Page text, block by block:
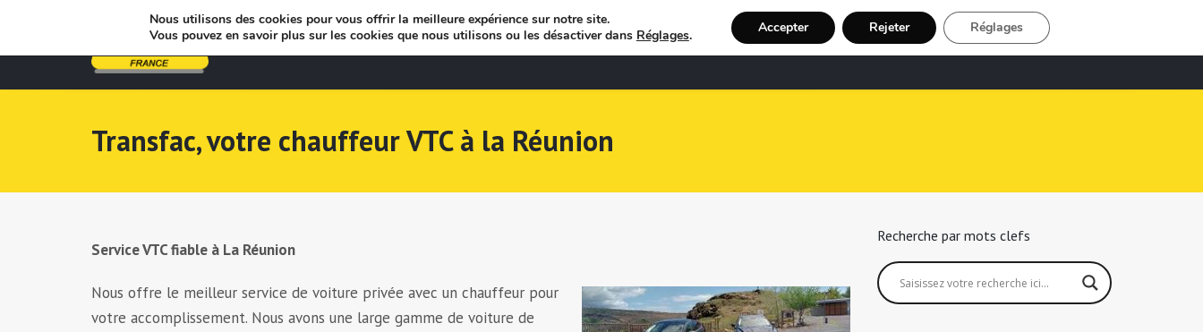
Bienvenue Recherche Chauffeur Taxi Inscription
Transfac, votre chauffeur VTC à la Réunion
Service VTC fiable à La Réunion
Nous offre le meilleur service de voiture privée avec un chauffeur pour
votre accomplissement. Nous avons une large gamme de voiture de
Recherche par mots clefs
Nous utilisons des cookies pour vous offrir la meilleure expérience sur notre site.
Vous pouvez en savoir plus sur les cookies que nous utilisons ou les désactiver dans Réglages. Accepter Rejeter Réglages